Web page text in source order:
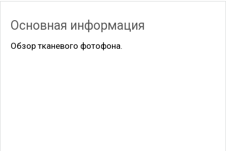
Основная информация
Обзор тканевого фотофона.